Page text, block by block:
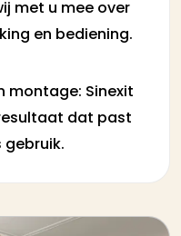
met u mee over
en bediening.
montage: Sinexit
dat past
gebruik.